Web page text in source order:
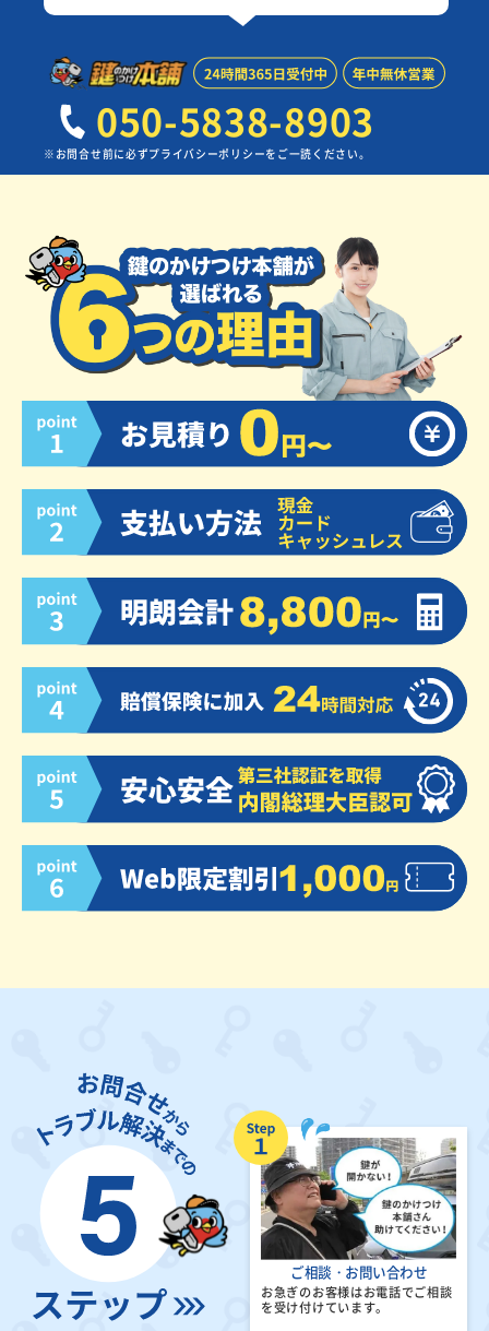
050-5838-8903
※お問合せ前に必ずプライバシーポリシーをご一読ください。
ご相談・お問い合わせ
お急ぎのお客様はお電話でご相談
を受け付けています。